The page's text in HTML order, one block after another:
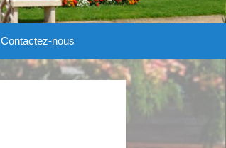
Contactez-nous